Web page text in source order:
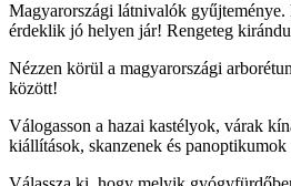
Magyarországi látnivalók
érdeklik jó helyen jár! Rengeteg
Nézzen körül a magyarországi
között!
Válogasson a hazai kastélyok, várak
kiállítások, skanzenek és panoptikumok